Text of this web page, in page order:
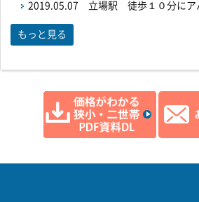
2019.05.07 立場駅 徒歩１０分にア
もっと見る